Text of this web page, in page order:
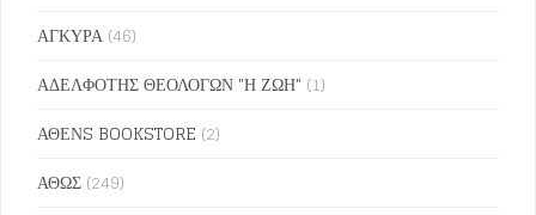
ΑΓΚΥΡΑ (46)
ΑΔΕΛΦΟΤΗΣ ΘΕΟΛΟΓΩΝ "Η ΖΩΗ" (1)
ΑΘΕΝS BOOKSTORE (2)
ΑΘΩΣ (249)